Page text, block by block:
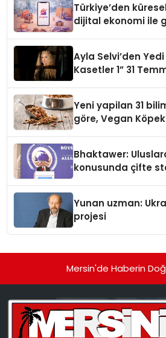
Türkiye’den
dijital ekonomi ile
Ayla Selvi’den Yedi
Kasetler 1” 31
Yeni yapilan 31
göre, Vegan
Bhaktawer:
konusunda çifte
Yunan uzman:
projesi
Mersin'de Haberin